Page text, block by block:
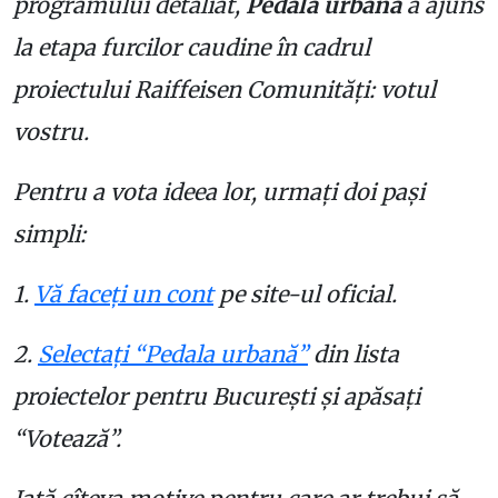
la etapa furcilor caudine în cadrul
proiectului Raiffeisen Comunităţi: votul
vostru.
Pentru a vota ideea lor, urmaţi doi paşi
simpli:
1. Vă faceţi un contpe site-ul oficial.
2. Selectaţi “Pedala urbană”din lista
proiectelor pentru Bucureşti şi apăsaţi
“Votează”.